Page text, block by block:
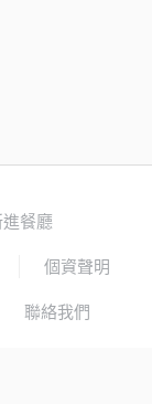
餐廳
個資聲明
聯絡我們